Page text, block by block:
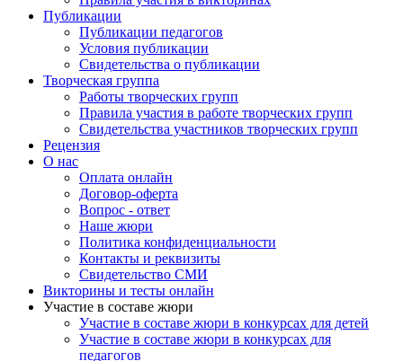
Публикации
Публикации педагогов
Условия публикации
Свидетельства о публикации
Творческая группа
Работы творческих групп
Правила участия в работе творческих групп
Свидетельства участников творческих групп
Рецензия
О нас
Оплата онлайн
Договор-оферта
Вопрос - ответ
Наше жюри
Политика конфиденциальности
Контакты и реквизиты
Свидетельство СМИ
Викторины и тесты онлайн
Участие в составе жюри
Участие в составе жюри в конкурсах для детей
Участие в составе жюри в конкурсах для
педагогов